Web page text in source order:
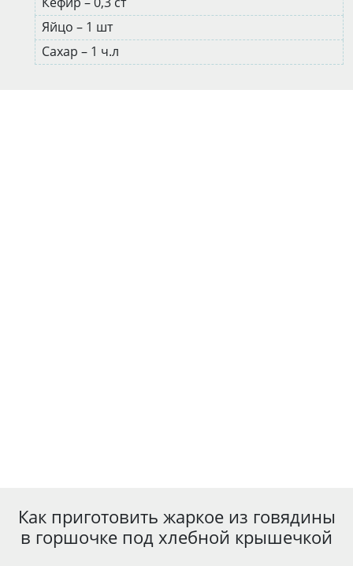
Яйцо – 1 шт
Сахар – 1 ч.л
Как приготовить жаркое из говядины
в горшочке под хлебной крышечкой